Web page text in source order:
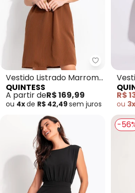
Quintess
Vestido Listrado Marrom
em Tecido de Alfaiataria
QUINTESS
A partir deR$ 169,99
ou 4xde R$ 42,49sem juros
R$
ou 3x
-